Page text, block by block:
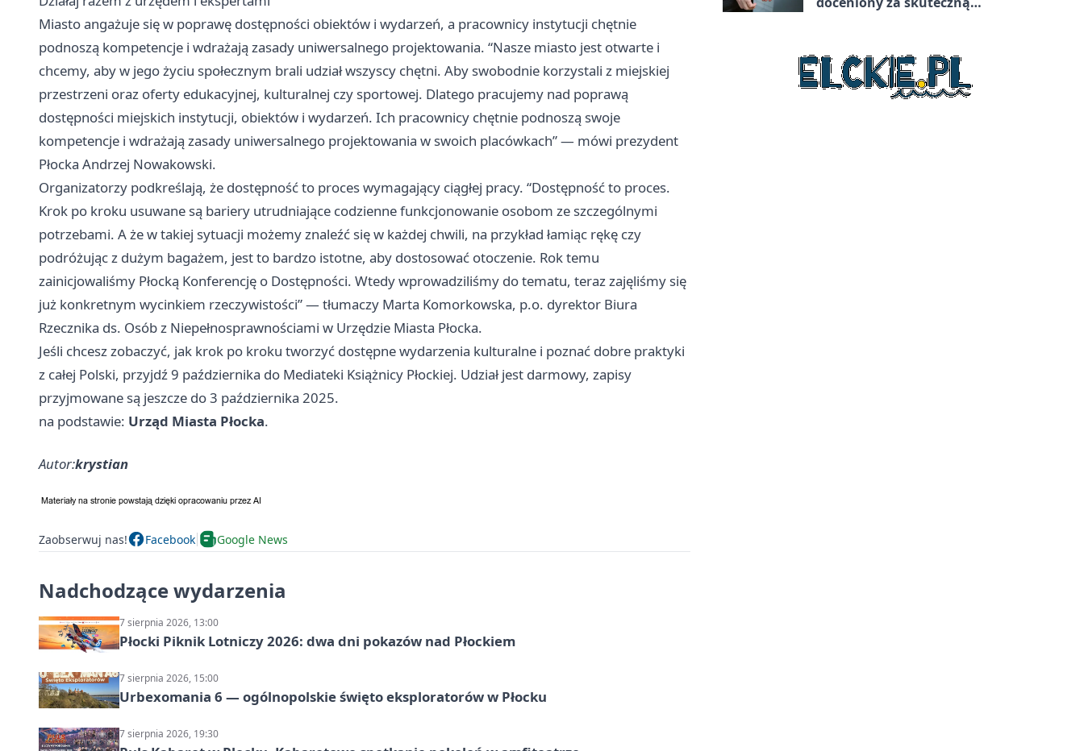
Miasto angażuje się w poprawę dostępności obiektów i wydarzeń, a pracownicy instytucji chętnie
podnoszą kompetencje i wdrażają zasady uniwersalnego projektowania. “Nasze miasto jest otwarte i
chcemy, aby w jego życiu społecznym brali udział wszyscy chętni. Aby swobodnie korzystali z miejskiej
przestrzeni oraz oferty edukacyjnej, kulturalnej czy sportowej. Dlatego pracujemy nad poprawą
dostępności miejskich instytucji, obiektów i wydarzeń. Ich pracownicy chętnie podnoszą swoje
kompetencje i wdrażają zasady uniwersalnego projektowania w swoich placówkach” — mówi prezydent
Płocka Andrzej Nowakowski.
Organizatorzy podkreślają, że dostępność to proces wymagający ciągłej pracy. “Dostępność to proces.
Krok po kroku usuwane są bariery utrudniające codzienne funkcjonowanie osobom ze szczególnymi
potrzebami. A że w takiej sytuacji możemy znaleźć się w każdej chwili, na przykład łamiąc rękę czy
podróżując z dużym bagażem, jest to bardzo istotne, aby dostosować otoczenie. Rok temu
zainicjowaliśmy Płocką Konferencję o Dostępności. Wtedy wprowadziliśmy do tematu, teraz zajęliśmy się
już konkretnym wycinkiem rzeczywistości” — tłumaczy Marta Komorkowska, p.o. dyrektor Biura
Rzecznika ds. Osób z Niepełnosprawnościami w Urzędzie Miasta Płocka.
Jeśli chcesz zobaczyć, jak krok po kroku tworzyć dostępne wydarzenia kulturalne i poznać dobre praktyki
z całej Polski, przyjdź 9 października do Mediateki Książnicy Płockiej. Udział jest darmowy, zapisy
przyjmowane są jeszcze do 3 października 2025.
na podstawie: Urząd Miasta Płocka.
Autor:krystian
Zaobserwuj nas! Facebook Google News
Nadchodzące wydarzenia
7 sierpnia 2026, 13:00
Płocki Piknik Lotniczy 2026: dwa dni pokazów nad Płockiem
7 sierpnia 2026, 15:00
Urbexomania 6 — ogólnopolskie święto eksploratorów w Płocku
7 sierpnia 2026, 19:30